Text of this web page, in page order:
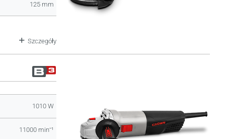
125 mm
Szczegóły
1010 W
11000 minˉ¹